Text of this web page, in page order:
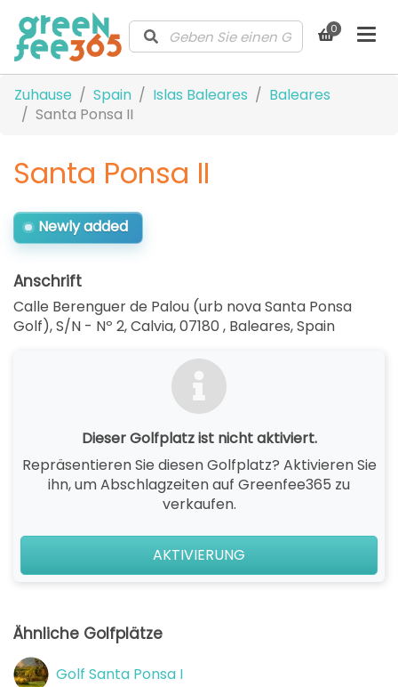
0
Zuhause Spain Islas Baleares
Baleares
Santa Ponsa II
Santa Ponsa II
Newly added
Anschrift
Calle Berenguer de Palou (urb nova Santa Ponsa
Golf), S/N - Nº 2, Calvia, 07180 , Baleares,Spain
Dieser Golfplatz ist nicht aktiviert.
Repräsentieren Sie diesen Golfplatz? Aktivieren Sie
ihn, um Abschlagzeiten auf Greenfee365 zu
verkaufen.
AKTIVIERUNG
Ähnliche Golfplätze
Golf Santa Ponsa I